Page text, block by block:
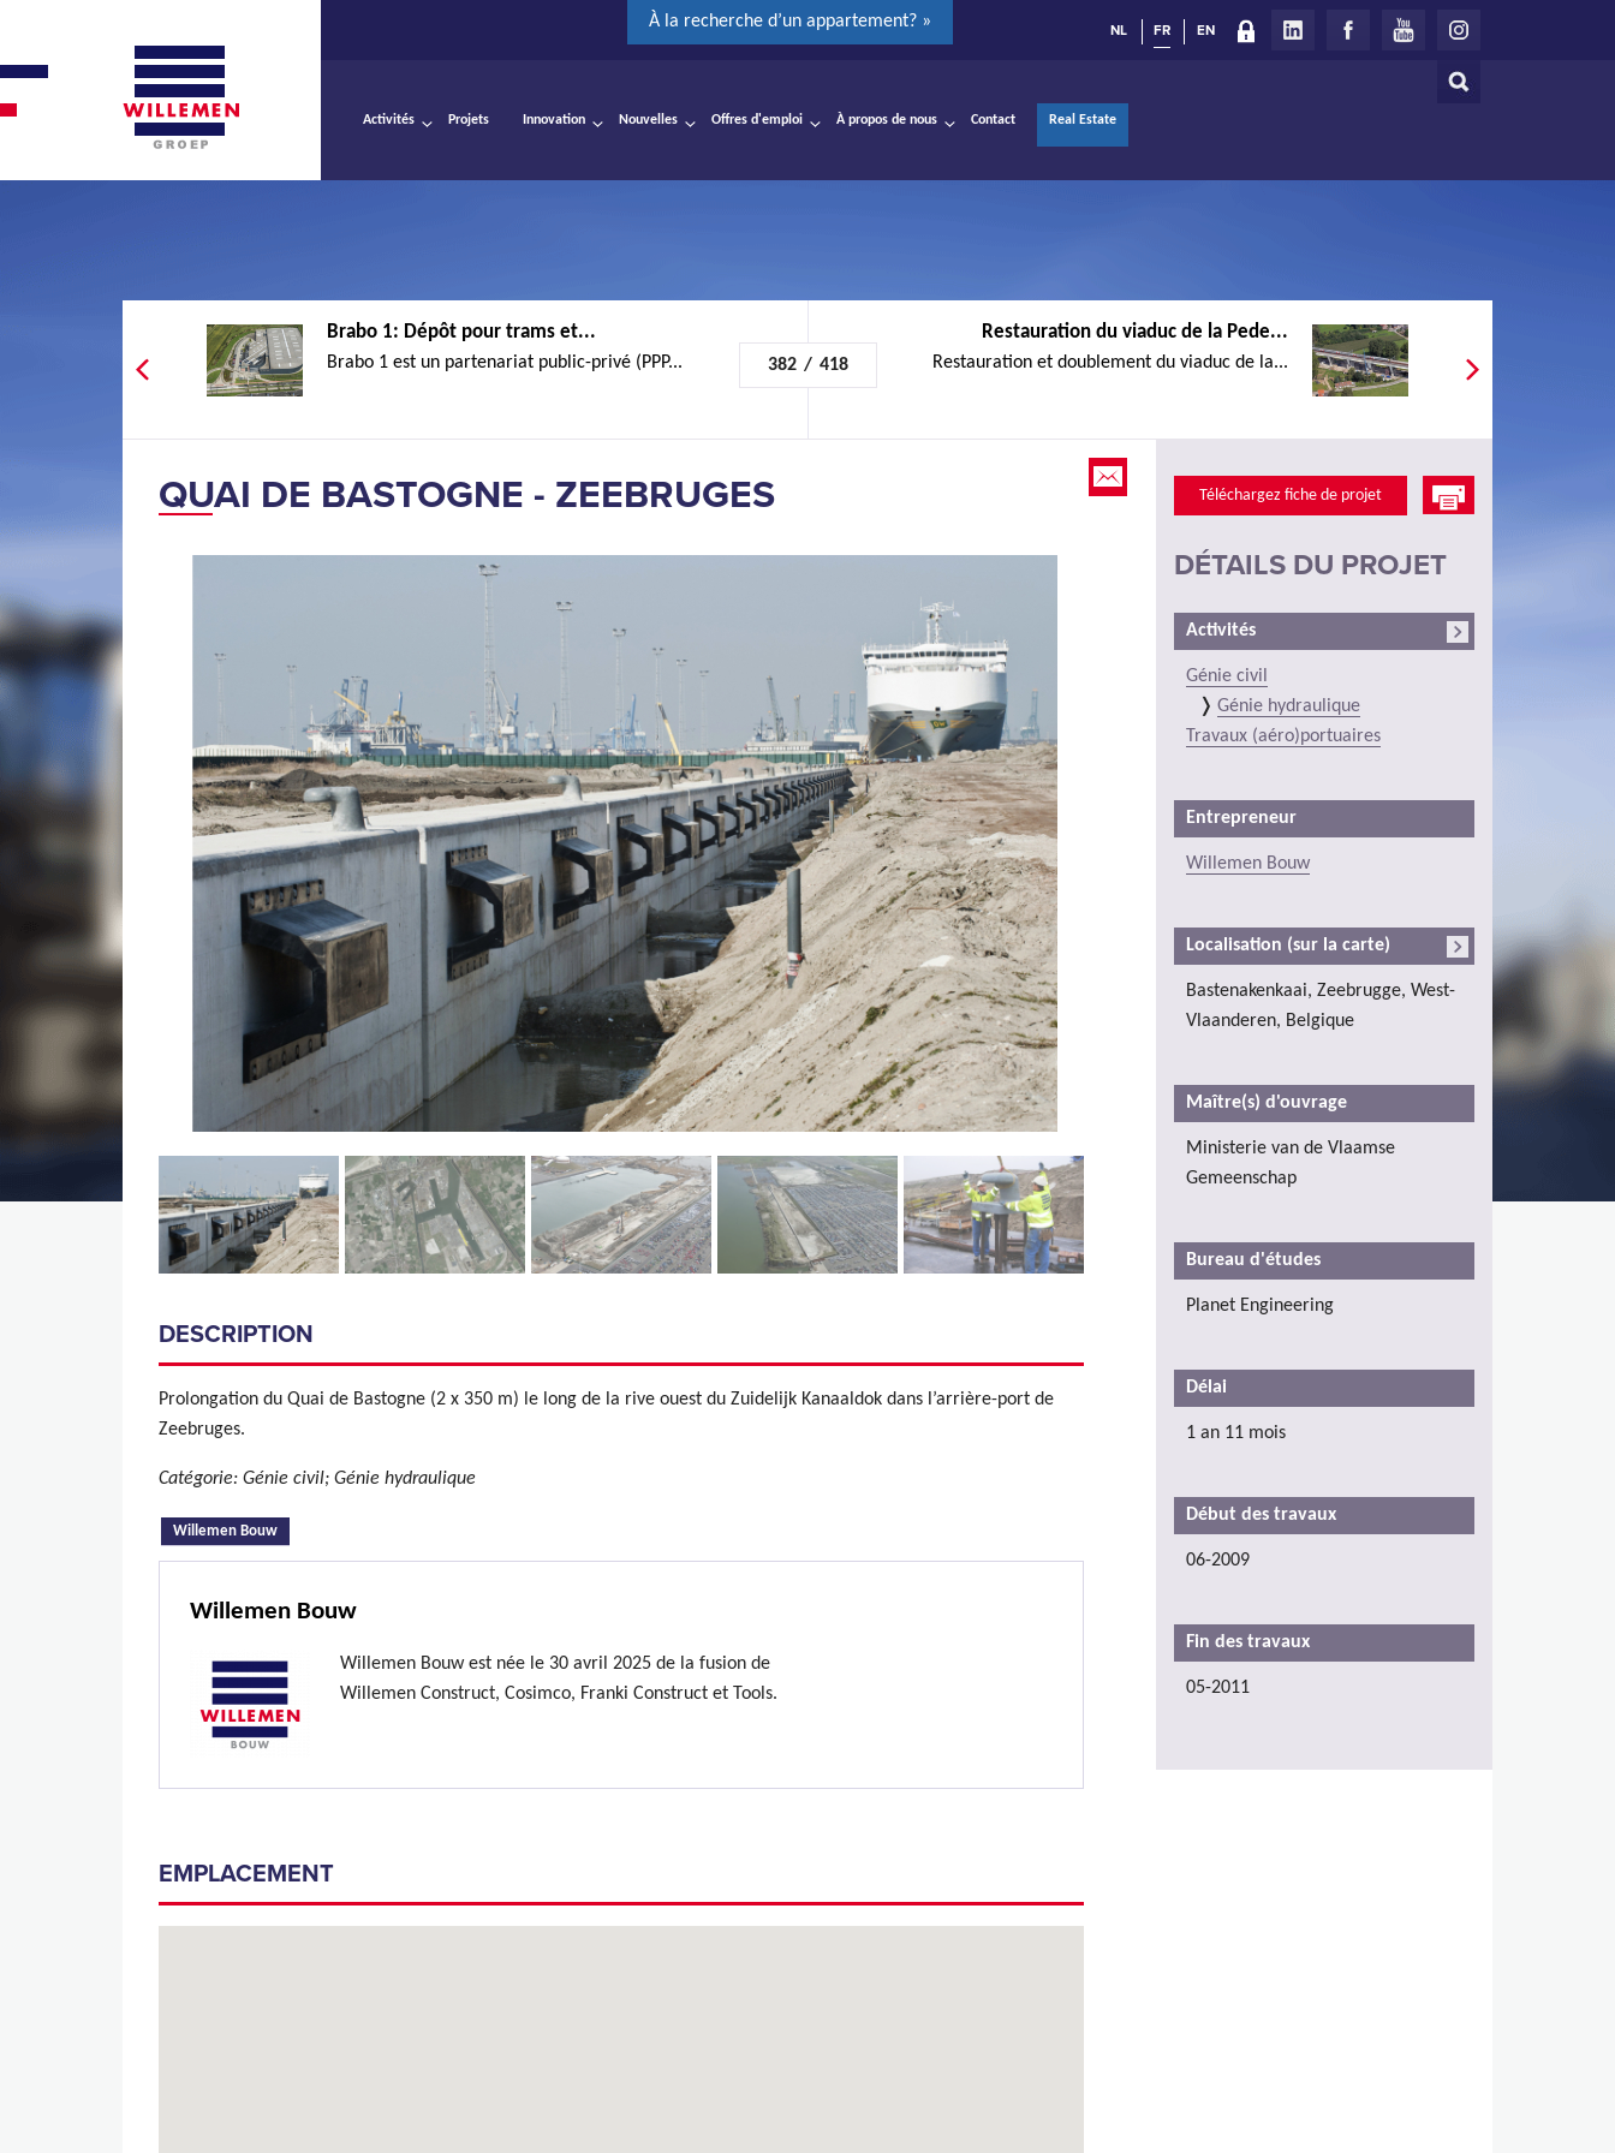
À la recherche d’un appartement? »
Rechercher
NL FR EN
Activités Projets Innovation Nouvelles Offres d'emploi À propos de nous Contact Real Estate
Brabo 1: Dépôt pour trams et...
Brabo 1 est un partenariat public-privé (PPP... 382 / 418
Restauration du viaduc de la Pede...
Restauration et doublement du viaduc de la...
QUAI DE BASTOGNE - ZEEBRUGES
DESCRIPTION
Prolongation du Quai de Bastogne (2 x 350 m) le long de la rive ouest du Zuidelijk Kanaaldok dans l’arrière-port de
Zeebruges.
Catégorie: Génie civil; Génie hydraulique
Willemen Bouw
Willemen Bouw
Willemen Bouw est née le 30 avril 2025 de la fusion de
Willemen Construct, Cosimco, Franki Construct et Tools.
EMPLACEMENT
Téléchargez fiche de projet
DÉTAILS DU PROJET
Activités
Génie civil
Génie hydraulique
Travaux (aéro)portuaires
Entrepreneur
Willemen Bouw
Localisation (sur la carte)
Bastenakenkaai, Zeebrugge, West-
Vlaanderen, Belgique
Maître(s) d'ouvrage
Ministerie van de Vlaamse
Gemeenschap
Bureau d'études
Planet Engineering
Délai
1 an 11 mois
Début des travaux
06-2009
Fin des travaux
05-2011